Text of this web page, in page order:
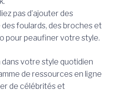
pas d’ajouter des
foulards, des broches et
pour peaufiner votre style.
dans votre style quotidien
de ressources en ligne
de célébrités et